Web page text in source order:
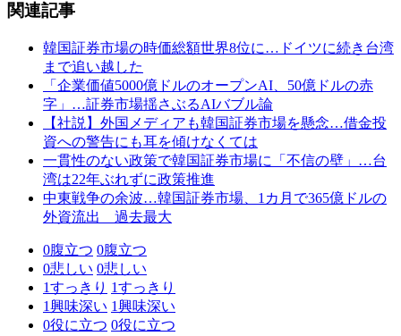
関連記事
韓国証券市場の時価総額世界8位に…ドイツに続き台湾
まで追い越した
「企業価値5000億ドルのオープンAI、50億ドルの赤
字」…証券市場揺さぶるAIバブル論
【社説】外国メディアも韓国証券市場を懸念…借金投
資への警告にも耳を傾けなくては
一貫性のない政策で韓国証券市場に「不信の壁」…台
湾は22年ぶれずに政策推進
中東戦争の余波…韓国証券市場、1カ月で365億ドルの
外資流出 過去最大
0腹立つ 0腹立つ
0悲しい 0悲しい
1すっきり 1すっきり
1興味深い 1興味深い
0役に立つ 0役に立つ